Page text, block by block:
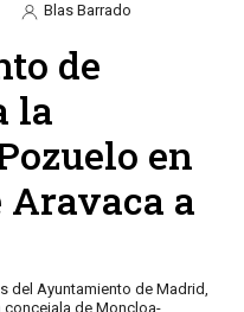
Blas Barrado
de
la
en
a
del Ayuntamiento de Madrid,
concejala de Moncloa-